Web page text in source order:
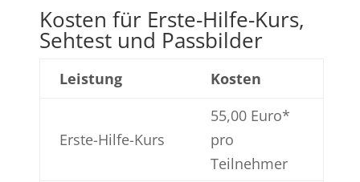
Kosten für Erste-Hilfe-Kurs,
Sehtest und Passbilder
Leistung Kosten
Erste-Hilfe-Kurs
55,00 Euro*
pro
Teilnehmer